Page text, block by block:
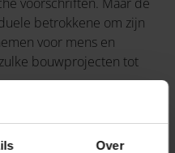
Over
betrokkene om zijn
voor mens en
bouwprojecten tot
delen 1 tot 7, geldt